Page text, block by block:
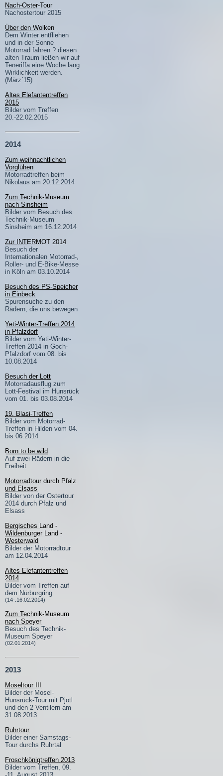
Nach-Oster-Tour
Nachostertour 2015
Über den Wolken
Dem Winter entfliehen
und in der Sonne
Motorrad fahren ? diesen
alten Traum ließen wir auf
Teneriffa eine Woche lang
Wirklichkeit werden.
(März´15)
Altes Elefantentreffen
2015
Bilder vom Treffen
20.-22.02.2015
2014
Zum weihnachtlichen
Vorglühen
Motorradtreffen beim
Nikolaus am 20.12.2014
Zum Technik-Museum
nach Sinsheim
Bilder vom Besuch des
Technik-Museum
Sinsheim am 16.12.2014
Zur INTERMOT 2014
Besuch der
Internationalen Motorrad-,
Roller- und E-Bike-Messe
in Köln am 03.10.2014
Besuch des PS-Speicher
in Einbeck
Spurensuche zu den
Rädern, die uns bewegen
Yeti-Winter-Treffen 2014
in Pfalzdorf
Bilder vom Yeti-Winter-
Treffen 2014 in Goch-
Pfalzdorf vom 08. bis
10.08.2014
Besuch der Lott
Motorradausflug zum
Lott-Festival im Hunsrück
vom 01. bis 03.08.2014
19. Blasi-Treffen
Bilder vom Motorrad-
Treffen in Hilden vom 04.
bis 06.2014
Born to be wild
Auf zwei Rädern in die
Freiheit
Motorradtour durch Pfalz
und Elsass
Bilder von der Ostertour
2014 durch Pfalz und
Elsass
Bergisches Land -
Wildenburger Land -
Westerwald
Bilder der Motorradtour
am 12.04.2014
Altes Elefantentreffen
2014
Bilder vom Treffen auf
dem Nürburgring
(14-.16.02.2014)
Zum Technik-Museum
nach Speyer
Besuch des Technik-
Museum Speyer
(02.01.2014)
2013
Moseltour III
Bilder der Mosel-
Hunsrück-Tour mit Pjotl
und den 2-Ventilern am
31.08.2013
Ruhrtour
Bilder einer Samstags-
Tour durchs Ruhrtal
Froschkönigtreffen 2013
Bilder vom Treffen, 09.